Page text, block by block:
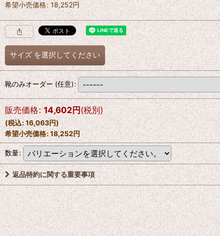
希望小売価格: 18,252円
サイズ を選択してください
靴のみオーダー(任意):
販売価格: 14,602円(税別)
(税込:16,063円)
希望小売価格:18,252円
数量:
返品特約に関する重要事項